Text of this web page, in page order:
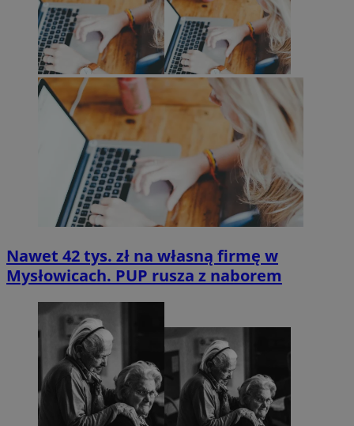
Nawet 42 tys. zł na własną firmę w
Mysłowicach. PUP rusza z naborem